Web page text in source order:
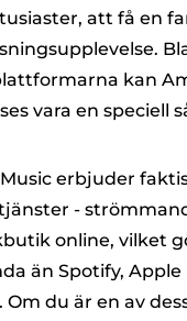
att få en
kan
vara en speciell
erbjuder
-
online, vilket
än Spotify, Apple
Om du är en av